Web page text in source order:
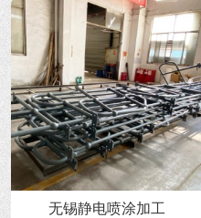
无锡静电喷涂加工